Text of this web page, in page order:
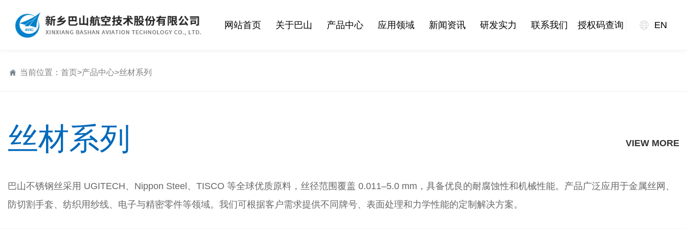
网站首页 关于巴山 产品中心 应用领域 新闻资讯 研发实力 联系我们 授权码查询 EN
当前位置： 首页>产品中心>丝材系列
丝材系列 VIEW MORE
巴山不锈钢丝采用 UGITECH、Nippon Steel、TISCO 等全球优质原料，丝径范围覆盖 0.011–5.0 mm，具备优良的耐腐蚀性和机械性能。产品广泛应用于金属丝网、
防切割手套、纺织用纱线、电子与精密零件等领域。我们可根据客户需求提供不同牌号、表面处理和力学性能的定制解决方案。